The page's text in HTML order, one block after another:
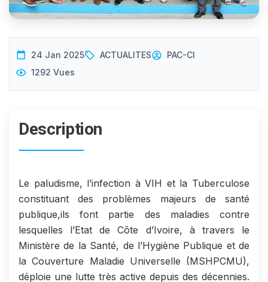
24 Jan 2025 ACTUALITES
PAC-CI
1292 Vues
Description
Le paludisme, l’infection à VIH et la Tuberculose
constituant des problèmes majeurs de santé
publique,ils font partie des maladies contre
lesquelles l’Etat de Côte d’Ivoire, à travers le
Ministère de la Santé, de l’Hygiène Publique et de
la Couverture Maladie Universelle (MSHPCMU),
déploie une lutte très active depuis des décennies.